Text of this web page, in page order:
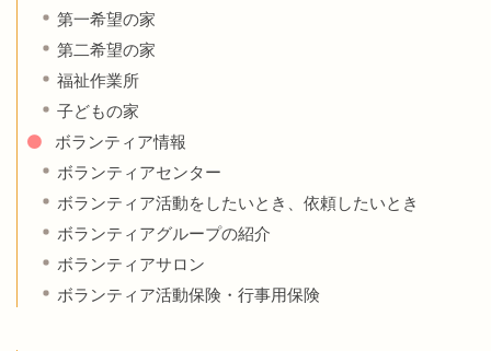
第一希望の家
第二希望の家
福祉作業所
子どもの家
ボランティア情報
ボランティアセンター
ボランティア活動をしたいとき、依頼したいとき
ボランティアグループの紹介
ボランティアサロン
ボランティア活動保険・行事用保険